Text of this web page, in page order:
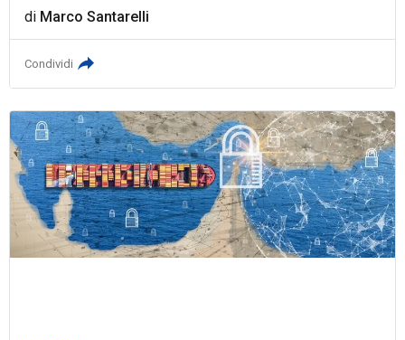
di Marco Santarelli
Condividi